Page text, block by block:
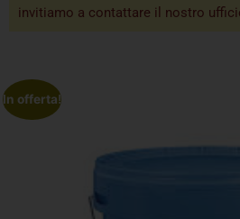
invitiamo a contattare il nostro
In offerta!